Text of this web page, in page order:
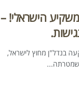
הישראלי! –
בנדל"ן מחוץ לישראל,
שמטרתה...